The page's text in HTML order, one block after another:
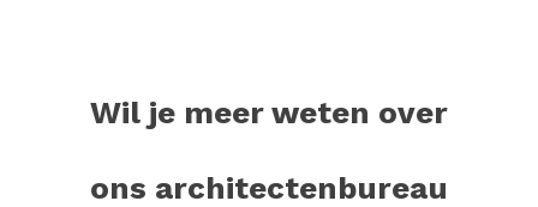
Wil je meer weten over
ons architectenbureau